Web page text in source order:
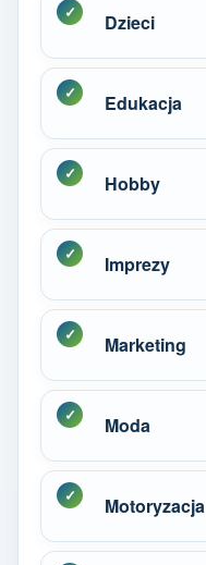
Dzieci
Edukacja
Hobby
Imprezy
Marketing
Moda
Motoryzacja